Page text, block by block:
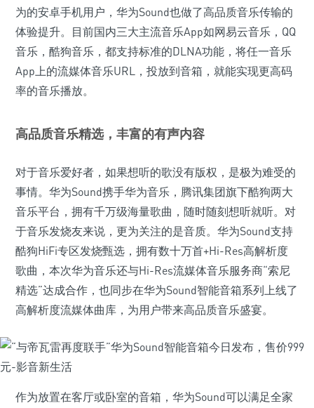
为的安卓手机用户，华为Sound也做了高品质音乐传输的
体验提升。目前国内三大主流音乐App如网易云音乐，QQ
音乐，酷狗音乐，都支持标准的DLNA功能，将任一音乐
App上的流媒体音乐URL，投放到音箱，就能实现更高码
率的音乐播放。
高品质音乐精选，丰富的有声内容
对于音乐爱好者，如果想听的歌没有版权，是极为难受的
事情。华为Sound携手华为音乐，腾讯集团旗下酷狗两大
音乐平台，拥有千万级海量歌曲，随时随刻想听就听。对
于音乐发烧友来说，更为关注的是音质。华为Sound支持
酷狗HiFi专区发烧甄选，拥有数十万首+Hi-Res高解析度
歌曲，本次华为音乐还与Hi-Res流媒体音乐服务商“索尼
精选”达成合作，也同步在华为Sound智能音箱系列上线了
高解析度流媒体曲库，为用户带来高品质音乐盛宴。
作为放置在客厅或卧室的音箱，华为Sound可以满足全家